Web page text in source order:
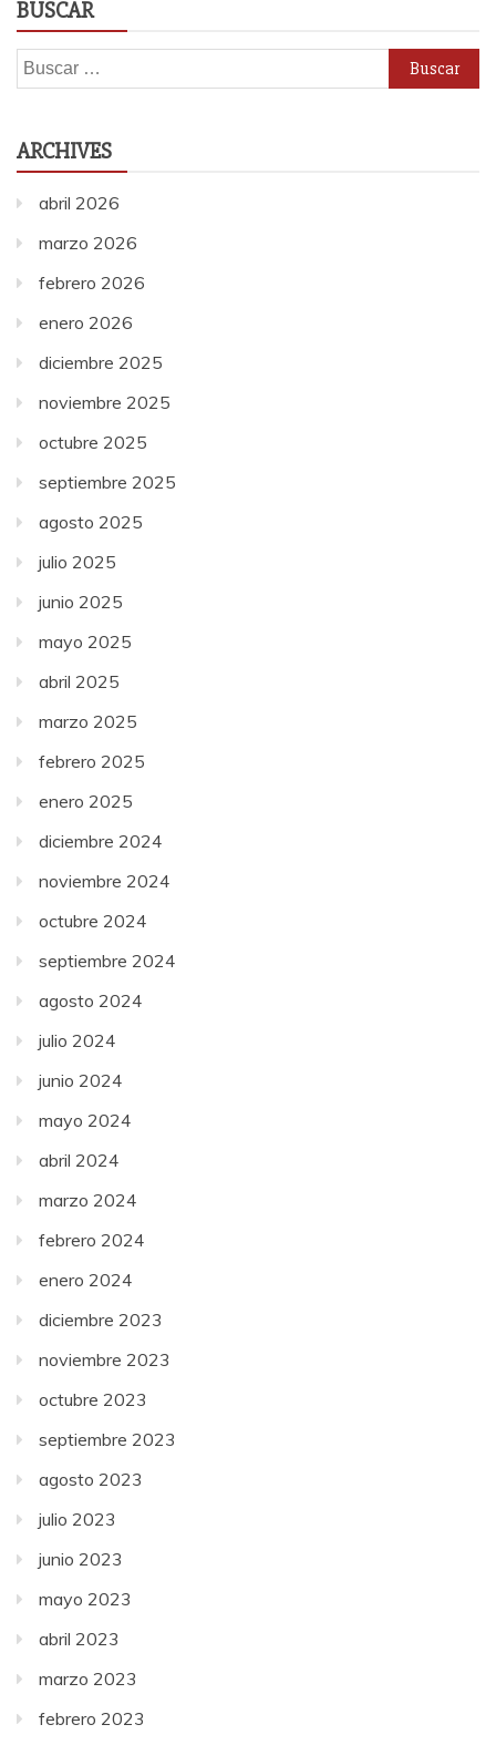
BUSCAR
Buscar:
ARCHIVES
abril 2026
marzo 2026
febrero 2026
enero 2026
diciembre 2025
noviembre 2025
octubre 2025
septiembre 2025
agosto 2025
julio 2025
junio 2025
mayo 2025
abril 2025
marzo 2025
febrero 2025
enero 2025
diciembre 2024
noviembre 2024
octubre 2024
septiembre 2024
agosto 2024
julio 2024
junio 2024
mayo 2024
abril 2024
marzo 2024
febrero 2024
enero 2024
diciembre 2023
noviembre 2023
octubre 2023
septiembre 2023
agosto 2023
julio 2023
junio 2023
mayo 2023
abril 2023
marzo 2023
febrero 2023